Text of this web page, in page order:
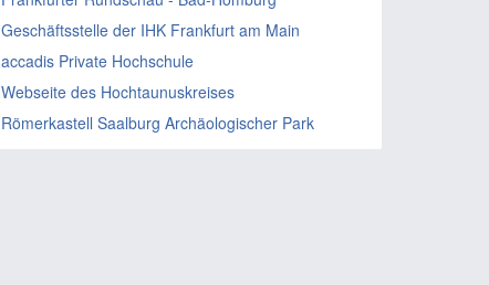
Geschäftsstelle der IHK Frankfurt am Main
accadis Private Hochschule
Webseite des Hochtaunuskreises
Römerkastell Saalburg Archäologischer Park